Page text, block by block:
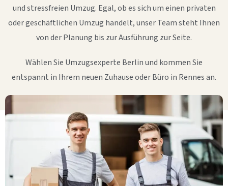
und stressfreien Umzug. Egal, ob es sich um einen privaten
oder geschäftlichen Umzug handelt, unser Team steht Ihnen
von der Planung bis zur Ausführung zur Seite.
Wählen Sie Umzugsexperte Berlin und kommen Sie
entspannt in Ihrem neuen Zuhause oder Büro in Rennes an.